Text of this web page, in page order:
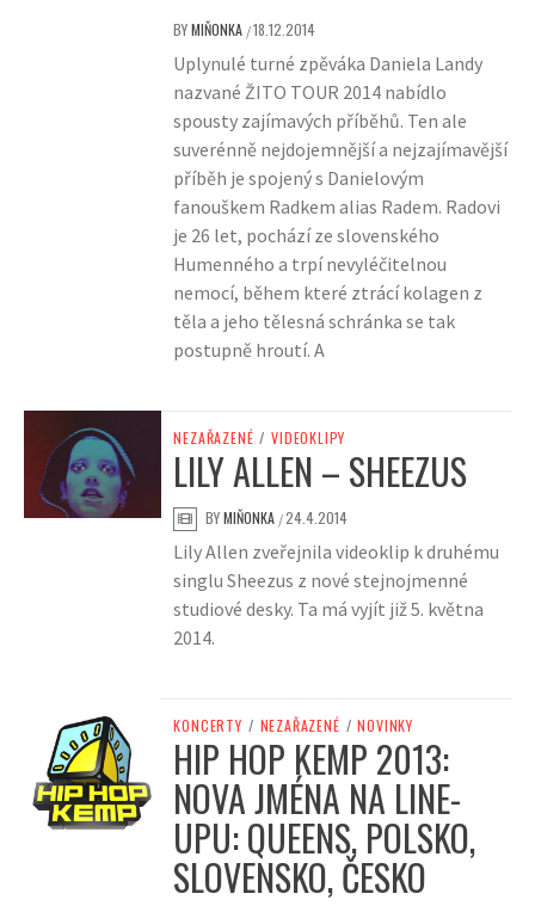
BYMIŇONKA /18.12.2014
Uplynulé turné zpěváka Daniela Landy
nazvané ŽITO TOUR 2014 nabídlo
spousty zajímavých příběhů. Ten ale
suverénně nejdojemnější a nejzajímavější
příběh je spojený s Danielovým
fanouškem Radkem alias Radem. Radovi
je 26 let, pochází ze slovenského
Humenného a trpí nevyléčitelnou
nemocí, během které ztrácí kolagen z
těla a jeho tělesná schránka se tak
postupně hroutí. A
NEZAŘAZENÉ / VIDEOKLIPY
LILY ALLEN – SHEEZUS
BYMIŇONKA /24.4.2014
Lily Allen zveřejnila videoklip k druhému
singlu Sheezus z nové stejnojmenné
studiové desky. Ta má vyjít již 5. května
2014.
KONCERTY / NEZAŘAZENÉ / NOVINKY
HIP HOP KEMP 2013:
NOVA JMÉNA NA LINE-
UPU: QUEENS, POLSKO,
SLOVENSKO, ČESKO